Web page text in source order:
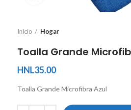
Inicio Hogar
Toalla Grande
HNL35.00
Toalla Grande Microfibra Azul